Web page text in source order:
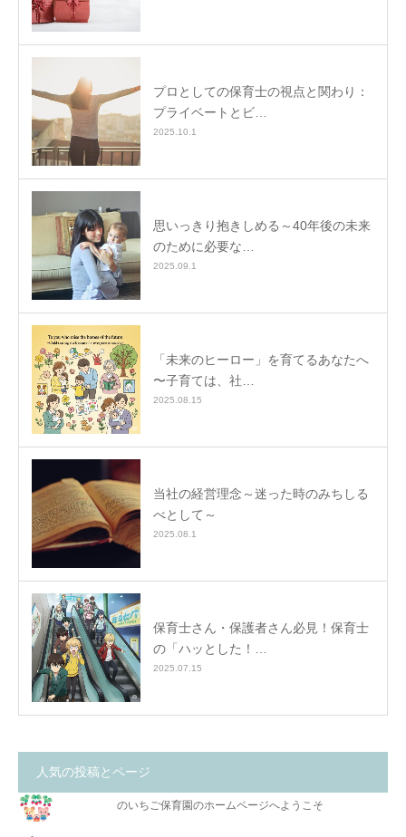
プロとしての保育士の視点と関わり：
プライベートとビ…
2025.10.1
思いっきり抱きしめる～40年後の未来
のために必要な…
2025.09.1
「未来のヒーロー」を育てるあなたへ
〜子育ては、社…
2025.08.15
当社の経営理念～迷った時のみちしる
べとして～
2025.08.1
保育士さん・保護者さん必見！保育士
の「ハッとした！…
2025.07.15
人気の投稿とページ
のいちご保育園のホームページへようこそ